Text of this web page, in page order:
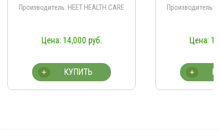
Производитель: HEET HEALTH CARE
14,000 руб.
КУПИТЬ
+ +